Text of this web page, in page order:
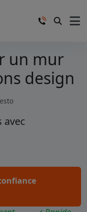
un mur
design
avec